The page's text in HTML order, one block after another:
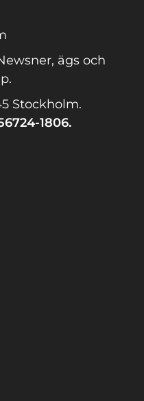
ägs och
Stockholm.
1806.